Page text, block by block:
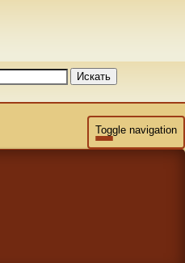
Искать
Toggle navigation